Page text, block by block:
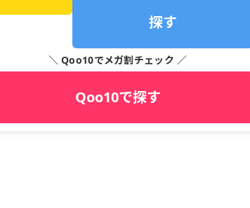
探す
＼ Qoo10でメガ割チェック ／
Qoo10で探す